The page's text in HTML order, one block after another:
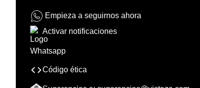
Empieza a seguirnos ahora
Activar notificaciones
Código ética